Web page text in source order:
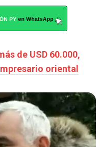
de USD 60.000,
oriental